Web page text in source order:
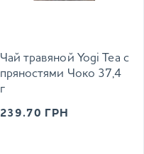
Чай травяной Yogi Tea с
пряностями Чоко 37,4
г
239.70 ГРН